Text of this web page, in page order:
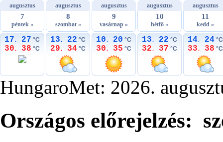
augusztus
7
péntek »
17, 27 °C
30, 38 °C
augusztus
8
szombat »
13, 22 °C
29, 34 °C
augusztus
9
vasárnap »
10, 20 °C
30, 35 °C
augusztus
10
hétfő »
13, 22 °C
32, 37 °C
augusztus
11
kedd »
14, 24 °C
33, 38 °C
HungaroMet: 2026.
Országos előrejelzés: